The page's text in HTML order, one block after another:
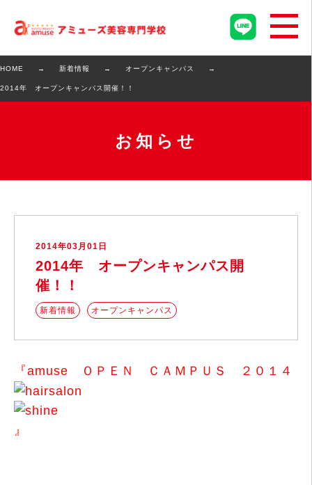
HOME 新着情報 オープンキャンパス
2014年 オープンキャンパス開催！！
お知らせ
2014年03月01日
2014年 オープンキャンパス開
催！！
新着情報 オープンキャンパス
『amuse ＯＰＥＮ ＣＡＭＰＵＳ ２０１４
』